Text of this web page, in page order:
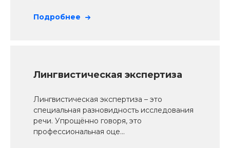
Подробнее
Лингвистическая экспертиза
Лингвистическая экспертиза – это
специальная разновидность исследования
речи. Упрощённо говоря, это
профессиональная оце...